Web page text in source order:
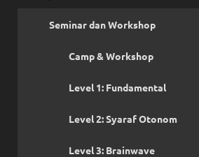
Seminar dan Workshop
Camp & Workshop
Level 1: Fundamental
Level 2: Syaraf Otonom
Level 3: Brainwave